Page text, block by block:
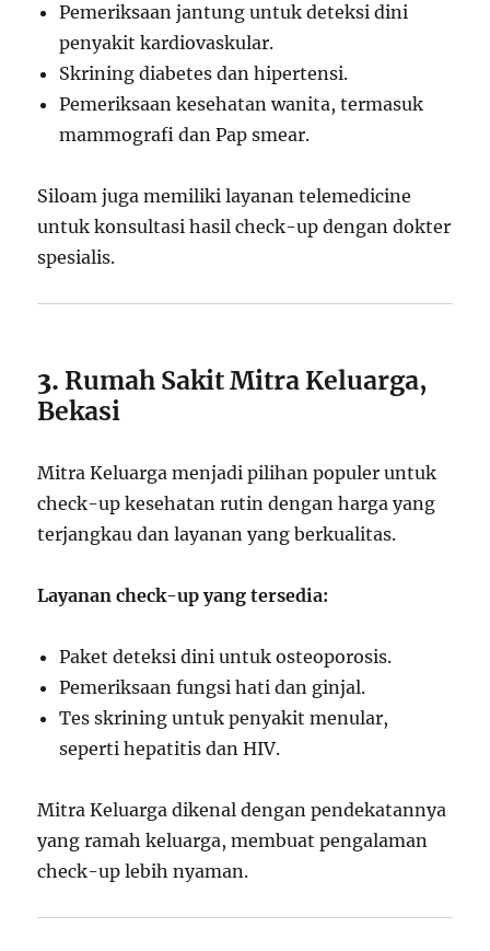
Pemeriksaan jantung untuk deteksi dini
penyakit kardiovaskular.
Skrining diabetes dan hipertensi.
Pemeriksaan kesehatan wanita, termasuk
mammografi dan Pap smear.
Siloam juga memiliki layanan telemedicine
untuk konsultasi hasil check-up dengan dokter
spesialis.
3.Rumah Sakit Mitra Keluarga,
Bekasi
Mitra Keluarga menjadi pilihan populer untuk
check-up kesehatan rutin dengan harga yang
terjangkau dan layanan yang berkualitas.
Layanan check-up yang tersedia:
Paket deteksi dini untuk osteoporosis.
Pemeriksaan fungsi hati dan ginjal.
Tes skrining untuk penyakit menular,
seperti hepatitis dan HIV.
Mitra Keluarga dikenal dengan pendekatannya
yang ramah keluarga, membuat pengalaman
check-up lebih nyaman.